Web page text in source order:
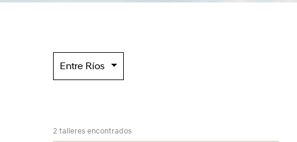
Entre Ríos
2 talleres encontrados